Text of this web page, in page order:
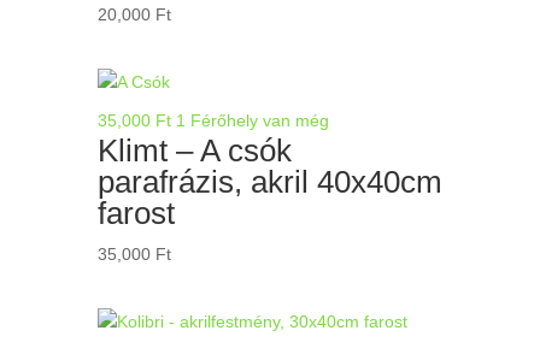
20,000 Ft
35,000 Ft 1 Férőhely van még
Klimt – A csók
parafrázis, akril 40x40cm
farost
35,000 Ft